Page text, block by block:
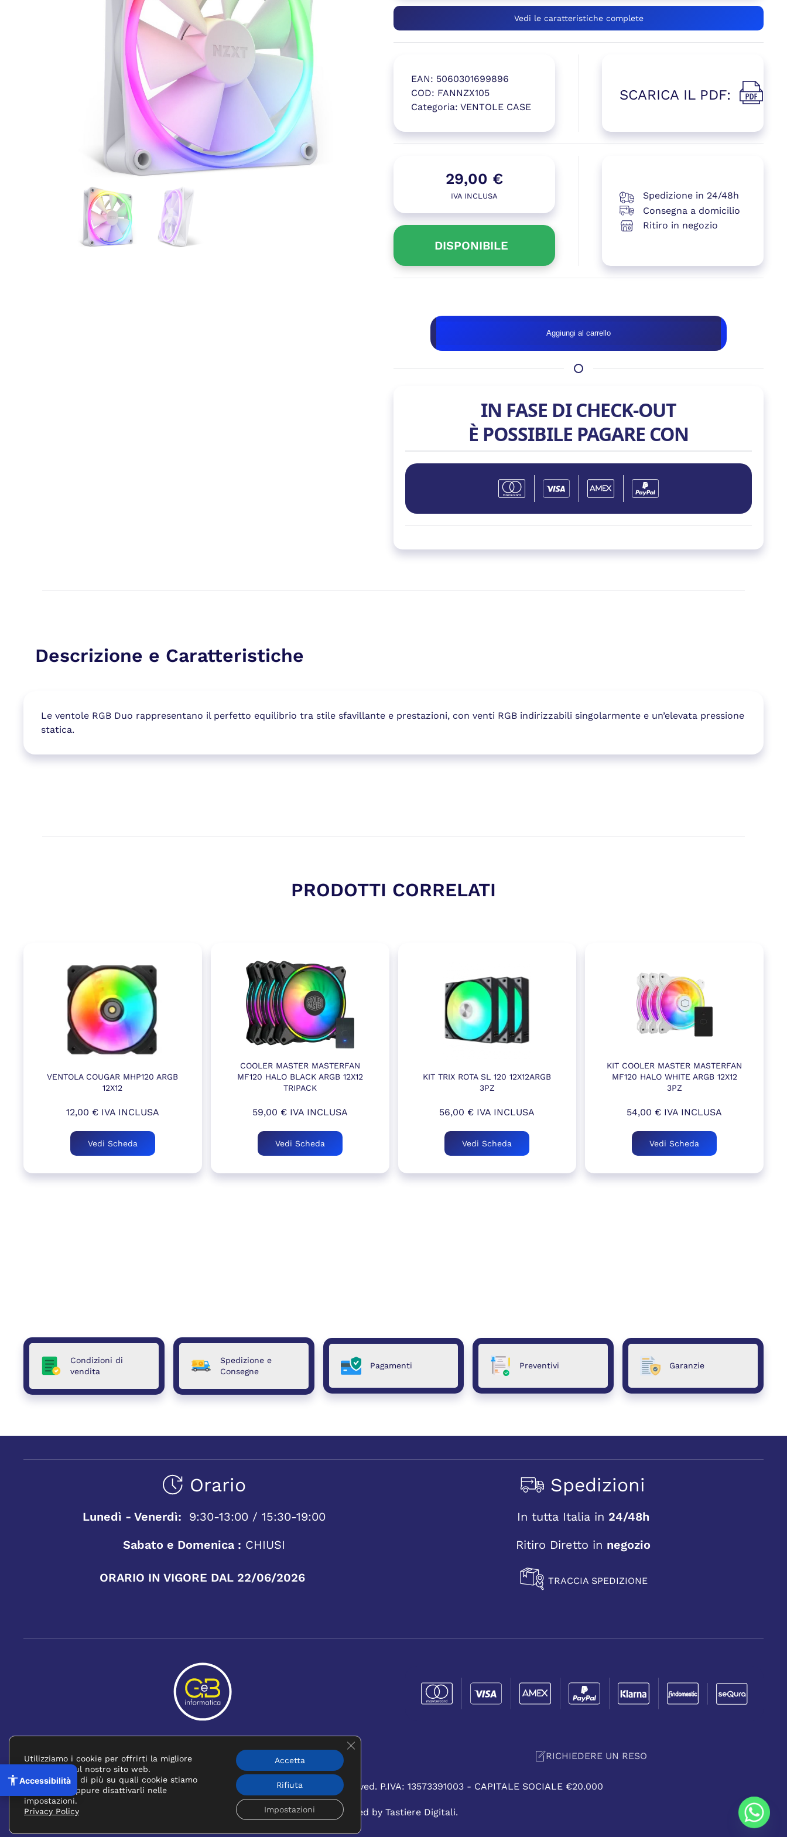
Vedi le caratteristiche complete
EAN: 5060301699896
COD: FANNZX105
Categoria: VENTOLE CASE
(si apre in una nuova finestra)
SCARICA IL PDF:
(si apre
29,00 €
IVA INCLUSA
DISPONIBILE
Spedizione in 24/48h
Consegna a domicilio
Ritiro in negozio
NZXT
F120
CORE
12X12
quantità
Aggiungi al carrello
IN FASE DI CHECK-OUT
È POSSIBILE PAGARE CON
Descrizione e Caratteristiche
Le ventole RGB Duo rappresentano il perfetto equilibrio tra stile sfavillante e prestazioni, con venti RGB indirizzabili singolarmente e un’elevata pressione
statica.
PRODOTTI CORRELATI
VENTOLA COUGAR MHP120 ARGB
12X12
12,00 €IVA INCLUSA
Vedi Scheda
COOLER MASTER MASTERFAN
MF120 HALO BLACK ARGB 12X12
TRIPACK
59,00 €IVA INCLUSA
Vedi Scheda
KIT TRIX ROTA SL 120 12X12ARGB
3PZ
56,00 € IVA INCLUSA
Vedi Scheda
KIT COOLER MASTER MASTERFAN
MF120 HALO WHITE ARGB 12X12
3PZ
54,00 € IVA INCLUSA
Vedi Scheda
Condizioni di
vendita
Spedizione e
Consegne
Pagamenti Preventivi Garanzie
Orario
Lunedì - Venerdì:
9:30-13:00 / 15:30-19:00
Sabato e Domenica : CHIUSI
ORARIO IN VIGORE DAL 22/06/2026
Spedizioni
In tutta Italia in 24/48h
Ritiro Diretto in negozio
TRACCIA SPEDIZIONE
PRIVACY POLICY
(SI APRE IN UNA NUOVA FINESTRA)
RICHIEDERE UN RESO
FORMATC SRL. All rights reserved. P.IVA: 13573391003 - CAPITALE SOCIALE €20.000
Powered by Tastiere Digitali.
Utilizziamo i cookie per offrirti la migliore
esperienza sul nostro sito web.
Puoi scoprire di più su quali cookie stiamo
utilizzando oppure disattivarli nelle
impostazioni.
Privacy Policy
Accetta
Rifiuta
Impostazioni
Close GDPR Cookie Banner
Accessibilità